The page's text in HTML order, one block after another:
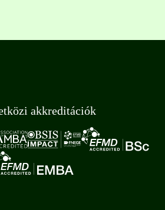
akkreditációk